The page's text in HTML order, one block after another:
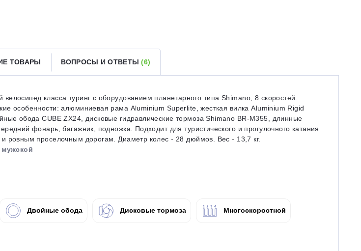
ТОВАРЫ ВОПРОСЫ И ОТВЕТЫ(6)
велосипед класса туринг с оборудованием планетарного типа Shimano, 8 скоростей.
особенности: алюминиевая рама Aluminium Superlite, жесткая вилка Aluminium Rigid
обода CUBE ZX24, дисковые гидравлические тормоза Shimano BR-M355, длинные
фонарь, багажник, подножка. Подходит для туристического и прогулочного катания
ровным проселочным дорогам. Диаметр колес - 28 дюймов. Вес - 13,7 кг.
мужской
Двойные обода Дисковые тормоза Многоскоростной
% будутсписываться
Плайтом
раз в 2
вопросы?